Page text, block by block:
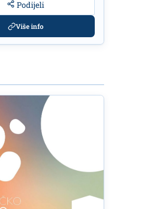
Podijeli
Više info